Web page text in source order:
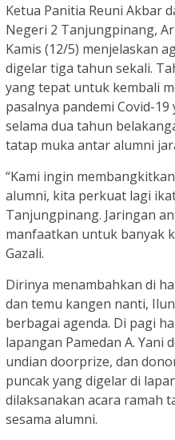
Ketua Panitia Reuni Akbar
Negeri 2 Tanjungpinang,
Kamis (12/5) menjelaskan
digelar tiga tahun sekali.
yang tepat untuk kembali
pasalnya pandemi Covid-
selama dua tahun
tatap muka antar alumni
“Kami ingin
alumni, kita perkuat lagi
Tanjungpinang. Jaringan
manfaatkan untuk banyak
Gazali.
Dirinya menambahkan di
dan temu kangen nanti,
berbagai agenda. Di pagi
lapangan Pamedan A. Yani
undian doorprize, dan
puncak yang digelar di
dilaksanakan acara ramah
sesama alumni.